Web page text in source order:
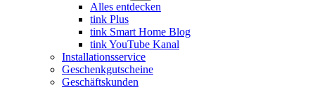
Alles entdecken
tink Plus
tink Smart Home Blog
tink YouTube Kanal
Installationsservice
Geschenkgutscheine
Geschäftskunden